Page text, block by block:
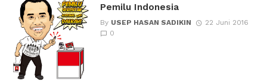
Pemilu Indonesia
By USEP HASAN SADIKIN
22 Juni 2016
0